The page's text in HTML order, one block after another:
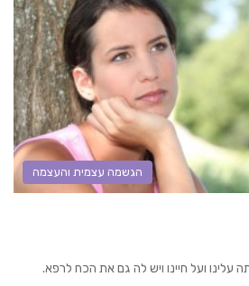
הגשמה עצמית והעצמה
עלינו ועל חיינו ויש לה גם את הכח לרפא.